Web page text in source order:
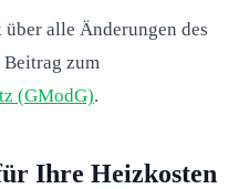
alle Änderungen des
zum
(GModG).
Ihre Heizkosten